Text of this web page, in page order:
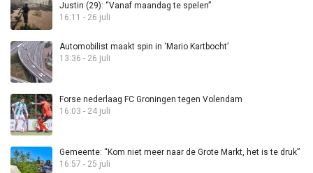
Justin (29): “Vanaf maandag te spelen”
16:11 - 26 juli
Automobilist maakt spin in ‘Mario Kartbocht’
13:36 - 26 juli
Forse nederlaag FC Groningen tegen Volendam
16:03 - 24 juli
Gemeente: “Kom niet meer naar de Grote Markt, het is te druk”
16:57 - 25 juli